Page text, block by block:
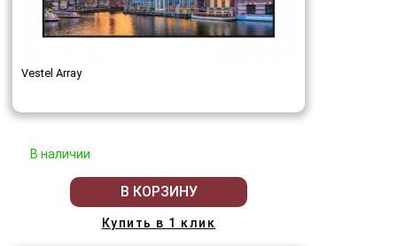
Vestel Array
В наличии
В КОРЗИНУ
Купить в 1 клик